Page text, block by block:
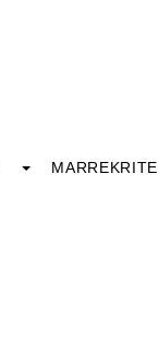
MARREKRITE